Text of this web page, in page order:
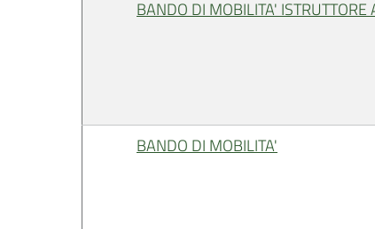
BANDO DI MOBILITA' ISTRUTTORE
BANDO DI MOBILITA'